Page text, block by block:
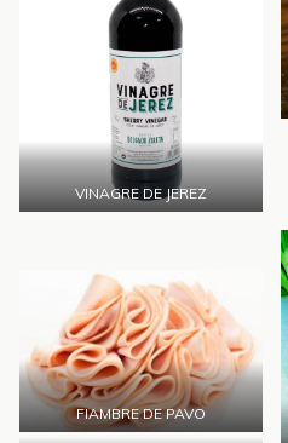
VINAGRE DE JEREZ
FIAMBRE DE PAVO